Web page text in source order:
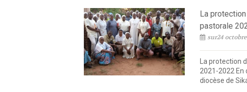
La
pastorale
sur24 octobre
La protection
2021-2022 En
diocèse de